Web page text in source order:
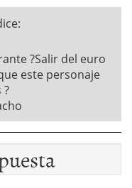
?Salir del euro
este personaje
?